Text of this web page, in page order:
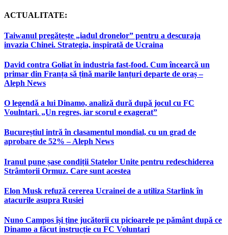
ACTUALITATE:
Taiwanul pregătește „iadul dronelor” pentru a descuraja
invazia Chinei. Strategia, inspirată de Ucraina
David contra Goliat în industria fast-food. Cum încearcă un
primar din Franța să țină marile lanțuri departe de oraș –
Aleph News
O legendă a lui Dinamo, analiză dură după jocul cu FC
Voulntari. „Un regres, iar scorul e exagerat”
Bucureștiul intră în clasamentul mondial, cu un grad de
aprobare de 52% – Aleph News
Iranul pune șase condiții Statelor Unite pentru redeschiderea
Strâmtorii Ormuz. Care sunt acestea
Elon Musk refuză cererea Ucrainei de a utiliza Starlink în
atacurile asupra Rusiei
Nuno Campos își ține jucătorii cu picioarele pe pământ după ce
Dinamo a făcut instrucție cu FC Voluntari